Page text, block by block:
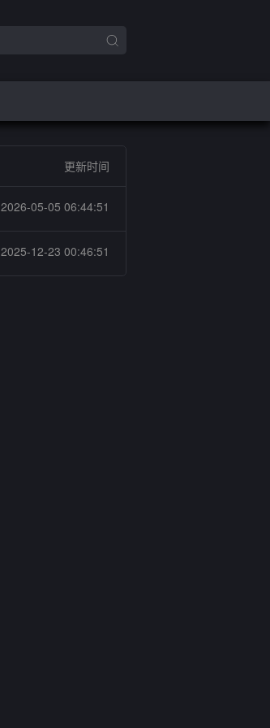
更新时间
2026-05-05 06:44:51
2025-12-23 00:46:51